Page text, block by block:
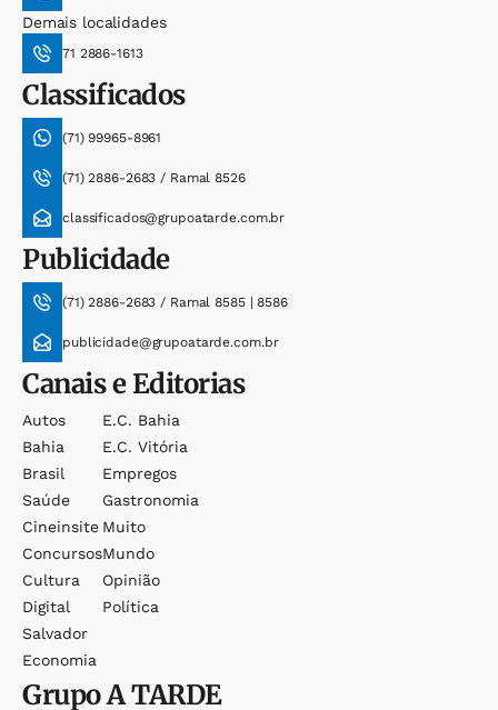
Demais localidades
71 2886-1613
Classificados
(71) 99965-8961
(71) 2886-2683 / Ramal 8526
classificados@grupoatarde.com.br
Publicidade
(71) 2886-2683 / Ramal 8585 | 8586
publicidade@grupoatarde.com.br
Canais e Editorias
Autos
Bahia
Brasil
Saúde
Cineinsite
Concursos
Cultura
Digital
Salvador
Economia
E.c. Bahia
E.c. Vitória
Empregos
Gastronomia
Muito
Mundo
Opinião
Política
GrupoA TARDE